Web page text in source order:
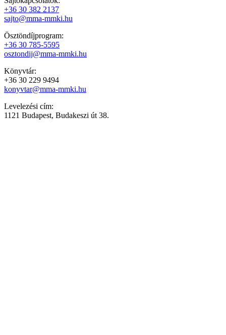
+36 30 382 2137
sajto@mma-mmki.hu
Ösztöndíjprogram:
+36 30 785-5595
osztondij@mma-mmki.hu
Könyvtár:
+36 30 229 9494
konyvtar@mma-mmki.hu
Levelezési cím:
1121 Budapest, Budakeszi út 38.